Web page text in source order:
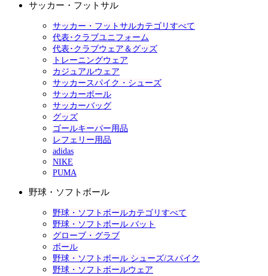
サッカー・フットサル
サッカー・フットサルカテゴリすべて
代表･クラブユニフォーム
代表･クラブウェア＆グッズ
トレーニングウェア
カジュアルウェア
サッカースパイク・シューズ
サッカーボール
サッカーバッグ
グッズ
ゴールキーパー用品
レフェリー用品
adidas
NIKE
PUMA
野球・ソフトボール
野球・ソフトボールカテゴリすべて
野球・ソフトボール バット
グローブ・グラブ
ボール
野球・ソフトボール シューズ/スパイク
野球・ソフトボールウェア